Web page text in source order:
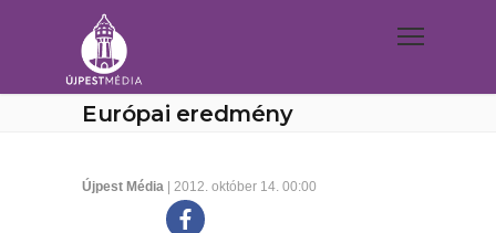
Európai eredmény
Újpest Média | 2012. október 14. 00:00